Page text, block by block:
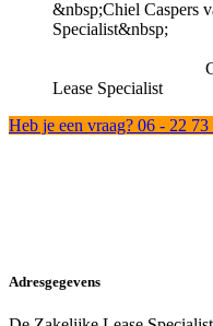
Chiel
Lease Specialist
Heb je een vraag? 06 - 22 73
Adresgegevens